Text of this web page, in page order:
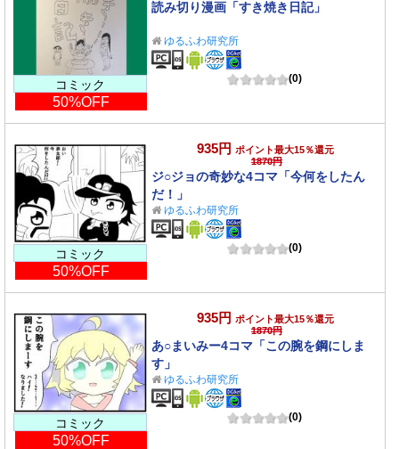
コミック
50%OFF
読み切り漫画「すき焼き日記」
ゆるふわ研究所
(0)
コミック
50%OFF
935円 ポイント最大15％還元
1870円
ジ○ジョの奇妙な4コマ「今何をしたん
だ！」
ゆるふわ研究所
(0)
コミック
50%OFF
935円 ポイント最大15％還元
1870円
あ○まいみー4コマ「この腕を鋼にしま
す」
ゆるふわ研究所
(0)